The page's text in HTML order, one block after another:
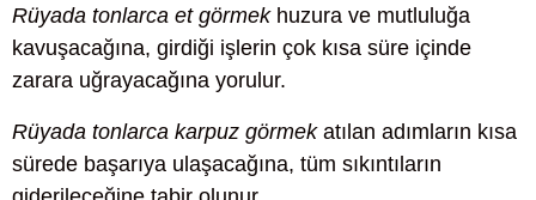
Rüyada tonlarca et görmekhuzura ve mutluluğa
kavuşacağına, girdiği işlerin çok kısa süre içinde
zarara uğrayacağına yorulur.
Rüyada tonlarca karpuz görmekatılan adımların kısa
sürede başarıya ulaşacağına, tüm sıkıntıların